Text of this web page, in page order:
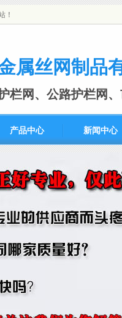
！
属丝网制品
栏网、公路护栏网
产品中心 新闻中心